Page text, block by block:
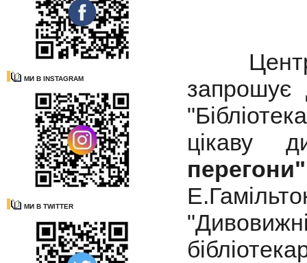
МИ В INSTAGRAM
МИ В TWITTER
запрошує
цікаву
перегони"